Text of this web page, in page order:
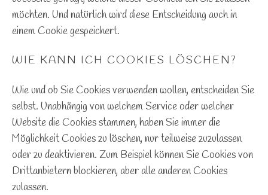
möchten. Und natürlich wird diese Entscheidung auch in
einem Cookie gespeichert.
WIE KANN ICH COOKIES LÖSCHEN?
Wie und ob Sie Cookies verwenden wollen, entscheiden Sie
selbst. Unabhängig von welchem Service oder welcher
Website die Cookies stammen, haben Sie immer die
Möglichkeit Cookies zu löschen, nur teilweise zuzulassen
oder zu deaktivieren. Zum Beispiel können Sie Cookies von
Drittanbietern blockieren, aber alle anderen Cookies
zulassen.